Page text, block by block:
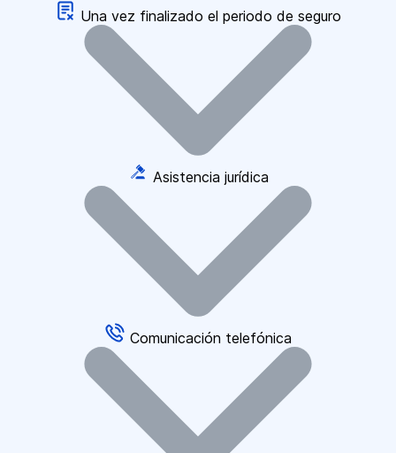
Una vez finalizado el periodo de seguro
Asistencia jurídica
Comunicación telefónica